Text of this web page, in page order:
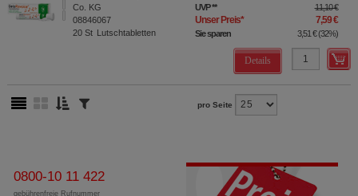
Co. KG
08846067
20 St Lutschtabletten
UVP** 11,10 €
Unser Preis* 7,59 €
Sie sparen 3,51 €(32%)
Details
pro Seite
0800-10 11 422
gebührenfreie Rufnummer